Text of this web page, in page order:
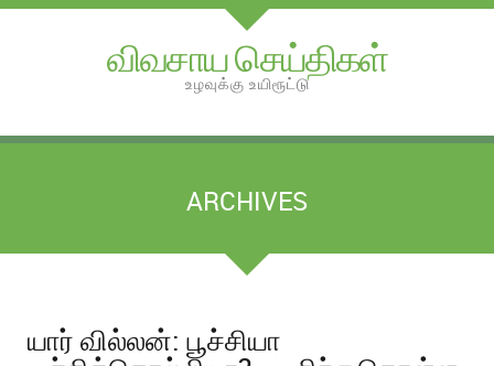
விவசாய செய்திகள்
உழவுக்கு உயிரூட்டு
ARCHIVES
யார் வில்லன்: பூச்சியா